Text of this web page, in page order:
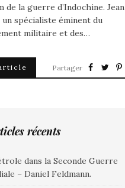
de la guerre d’Indochine. Jean
spécialiste éminent du
militaire et des…
Partager
récents
dans la Seconde Guerre
– Daniel Feldmann.